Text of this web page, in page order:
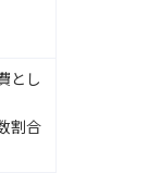
とし
割合